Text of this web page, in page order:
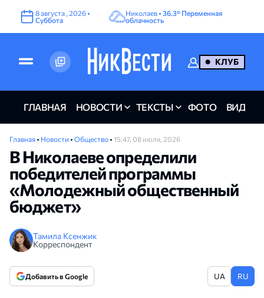
8августа ,2026 •
Суббота
Николаев •36.3° Переменная
облачность
КЛУБ
ГЛАВНАЯ НОВОСТИ ТЕКСТЫ ФОТО ВИДЕО
Главная • Новости • Общество • 15:47, 08 июля, 2026
В Николаеве определили
победителей программы
«Молодежный общественный
бюджет»
Тамила Ксенжик
Корреспондент
Добавить в Google UA RU